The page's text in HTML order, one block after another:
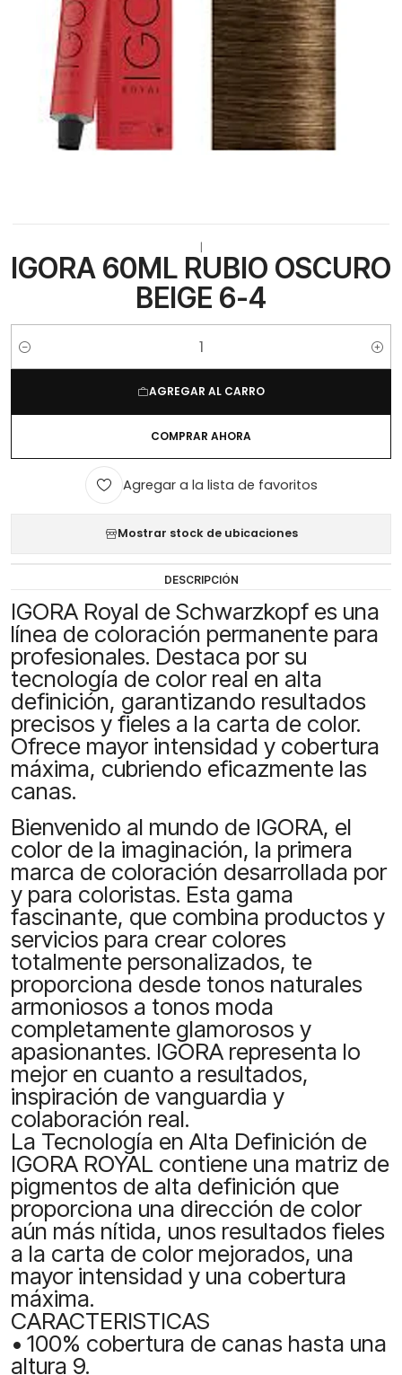
IGORA 60ML RUBIO OSCURO
BEIGE 6-4
Cantidad
AGREGAR AL CARRO
COMPRAR AHORA
Agregar a la lista de favoritos
Mostrar stock de ubicaciones
DESCRIPCIÓN
IGORA Royal de Schwarzkopf es una
línea de coloración permanente para
profesionales. Destaca por su
tecnología de color real en alta
definición, garantizando resultados
precisos y fieles a la carta de color.
Ofrece mayor intensidad y cobertura
máxima, cubriendo eficazmente las
canas.
Bienvenido al mundo de IGORA, el
color de la imaginación, la primera
marca de coloración desarrollada por
y para coloristas. Esta gama
fascinante, que combina productos y
servicios para crear colores
totalmente personalizados, te
proporciona desde tonos naturales
armoniosos a tonos moda
completamente glamorosos y
apasionantes. IGORA representa lo
mejor en cuanto a resultados,
inspiración de vanguardia y
colaboración real.
La Tecnología en Alta Definición de
IGORA ROYAL contiene una matriz de
pigmentos de alta definición que
proporciona una dirección de color
aún más nítida, unos resultados fieles
a la carta de color mejorados, una
mayor intensidad y una cobertura
máxima.
CARACTERISTICAS
• 100% cobertura de canas hasta una
altura 9.